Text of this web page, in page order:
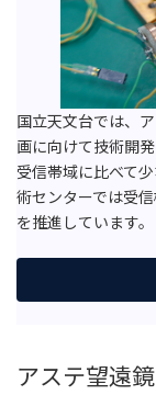
国立天文台では、
画に向けて技術開
受信帯域に比べて
術センターでは受
を推進しています。
アステ望遠